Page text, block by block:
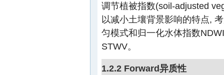
调节植被指数(soil-adjusted
以减小土壤背景影响的特点,
匀模式和归一化水体指数
STWV。
1.2.2 Forward异质性